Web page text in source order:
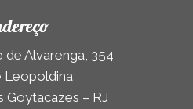
de Alvarenga, 354
Leopoldina
Goytacazes – RJ